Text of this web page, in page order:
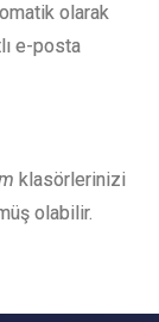
olarak
e-posta
klasörlerinizi
olabilir.